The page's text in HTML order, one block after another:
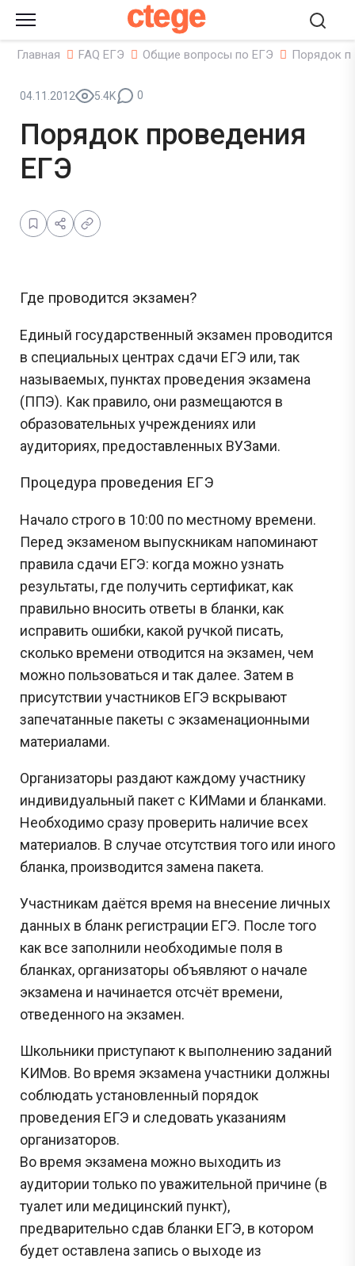
ctege
Главная FAQ ЕГЭ Общие вопросы по ЕГЭ Порядок
04.11.2012 5.4K 0
Порядок проведения
ЕГЭ
Где проводится экзамен?
Единый государственный экзамен проводится
в специальных центрах сдачи ЕГЭ или, так
называемых, пунктах проведения экзамена
(ППЭ). Как правило, они размещаются в
образовательных учреждениях или
аудиториях, предоставленных ВУЗами.
Процедура проведения ЕГЭ
Начало строго в 10:00 по местному времени.
Перед экзаменом выпускникам напоминают
правила сдачи ЕГЭ: когда можно узнать
результаты, где получить сертификат, как
правильно вносить ответы в бланки, как
исправить ошибки, какой ручкой писать,
сколько времени отводится на экзамен, чем
можно пользоваться и так далее. Затем в
присутствии участников ЕГЭ вскрывают
запечатанные пакеты с экзаменационными
материалами.
Организаторы раздают каждому участнику
индивидуальный пакет с КИМами и бланками.
Необходимо сразу проверить наличие всех
материалов. В случае отсутствия того или иного
бланка, производится замена пакета.
Участникам даётся время на внесение личных
данных в бланк регистрации ЕГЭ. После того
как все заполнили необходимые поля в
бланках, организаторы объявляют о начале
экзамена и начинается отсчёт времени,
отведенного на экзамен.
Школьники приступают к выполнению заданий
КИМов. Во время экзамена участники должны
соблюдать установленный порядок
проведения ЕГЭ и следовать указаниям
организаторов.
Во время экзамена можно выходить из
аудитории только по уважительной причине (в
туалет или медицинский пункт),
предварительно сдав бланки ЕГЭ, в котором
будет оставлена запись о выходе из